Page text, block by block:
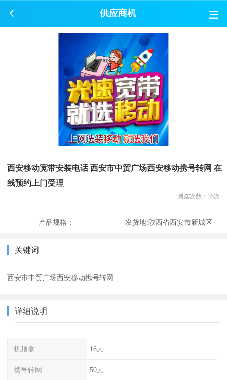
供应商机
西安移动宽带安装电话 西安市中贸广场西安移动携号转网 在
线预约上门受理
浏览次数： 35次
产品规格： 发货地:陕西省西安市新城区
关键词
西安市中贸广场西安移动携号转网
详细说明
机顶盒 16元
携号转网 50元